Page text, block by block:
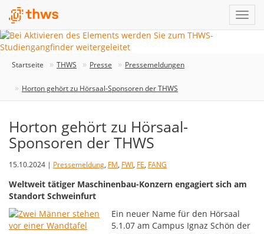
Startseite THWS Presse Pressemeldungen
Horton gehört zu Hörsaal-Sponsoren der THWS
Horton gehört zu Hörsaal-
Sponsoren der THWS
15.10.2024 | Pressemeldung, FM, FWI, FE, FANG
Weltweit tätiger Maschinenbau-Konzern engagiert sich am
Standort Schweinfurt
Ein neuer Name für den Hörsaal
5.1.07 am Campus Ignaz Schön der